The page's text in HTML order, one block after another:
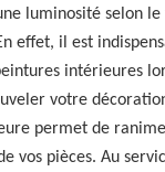
luminosité selon le
effet, il est
intérieures
votre
permet de
vos pièces. Au